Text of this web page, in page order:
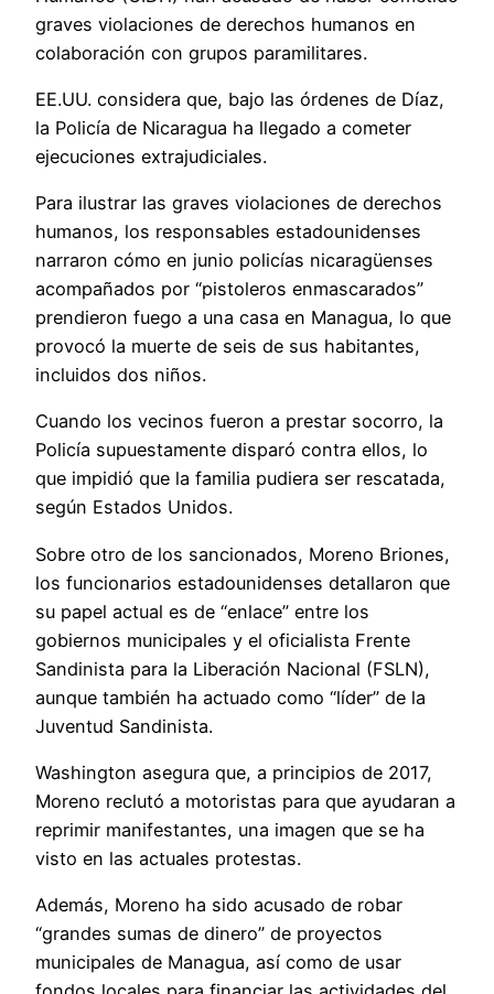
graves violaciones de derechos humanos en
colaboración con grupos paramilitares.
EE.UU. considera que, bajo las órdenes de Díaz,
la Policía de Nicaragua ha llegado a cometer
ejecuciones extrajudiciales.
Para ilustrar las graves violaciones de derechos
humanos, los responsables estadounidenses
narraron cómo en junio policías nicaragüenses
acompañados por “pistoleros enmascarados”
prendieron fuego a una casa en Managua, lo que
provocó la muerte de seis de sus habitantes,
incluidos dos niños.
Cuando los vecinos fueron a prestar socorro, la
Policía supuestamente disparó contra ellos, lo
que impidió que la familia pudiera ser rescatada,
según Estados Unidos.
Sobre otro de los sancionados, Moreno Briones,
los funcionarios estadounidenses detallaron que
su papel actual es de “enlace” entre los
gobiernos municipales y el oficialista Frente
Sandinista para la Liberación Nacional (FSLN),
aunque también ha actuado como “líder” de la
Juventud Sandinista.
Washington asegura que, a principios de 2017,
Moreno reclutó a motoristas para que ayudaran a
reprimir manifestantes, una imagen que se ha
visto en las actuales protestas.
Además, Moreno ha sido acusado de robar
“grandes sumas de dinero” de proyectos
municipales de Managua, así como de usar